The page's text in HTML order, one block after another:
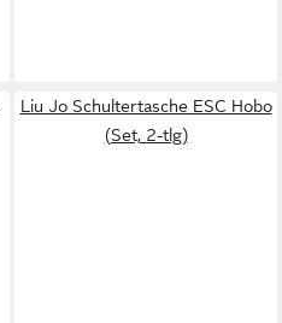
Liu Jo Schultertasche ESC Hobo
(Set, 2-tlg)